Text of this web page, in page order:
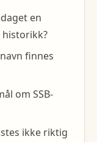
en
finnes
om SSB-
ikke riktig